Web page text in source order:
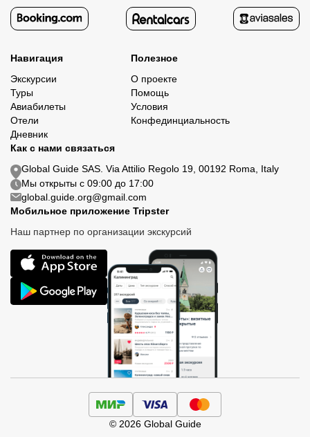
Навигация
Экскурсии
Туры
Авиабилеты
Отели
Дневник
Полезное
О проекте
Помощь
Условия
Конфединциальность
Как с нами связаться
Global Guide SAS. Via Attilio Regolo 19, 00192 Roma, Italy
Мы открыты с 09:00 до 17:00
global.guide.org@gmail.com
Мобильное приложение Tripster
Наш партнер по организации экскурсий
© 2026 Global Guide